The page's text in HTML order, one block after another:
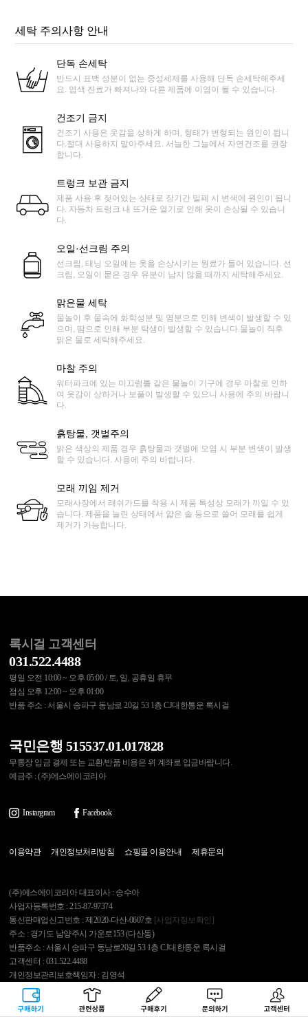
구매하기 관련상품 상품후기 문의하기 고객센터
세탁 주의사항 안내
단독 손세탁
반드시 표백 성분이 없는 중성세제를 사용해 단독 손세탁해주세
요. 염색 잔료가 빠져나와 다른 제품에 이염이 될 수 있습니다.
건조기 금지
건조기 사용은 옷감을 상하게 하며, 형태가 변형되는 원인이 됩니
다.절대 사용하지 말아주세요. 서늘한 그늘에서 자연건조를 권장
합니다.
트렁크 보관 금지
제품 사용 후 젖어있는 상태로 장기간 밀폐 시 변색에 원인이 됩니
다. 자동차 트렁크 내 뜨거운 열기로 인해 옷이 손상될 수 있습니
다.
오일·선크림 주의
선크림, 태닝 오일에는 옷을 손상시키는 원료가 들어 있습니다. 선
크림, 오일이 묻은 경우 유분이 남지 않을 때까지 세탁해주세요.
맑은물 세탁
물놀이 후 물속에 화학성분 및 염분으로 인해 변색이 발생할 수 있
으며, 땀으로 인해 부분 탁생이 발생할 수 있습니다.물놀이 직후
맑은 물로 세탁해주세요.
마찰 주의
워터파크에 있는 미끄럼틀 같은 물놀이 기구에 경우 마찰로 인하
여 옷감이 상하거나 보풀이 발생할 수 있으니 사용에 주의 바랍니
다.
흙탕물, 갯벌주의
밝은 색상의 제품 경우 흙탕물과 갯벌에 오염 시 부분 변색이 발생
할 수 있습니다. 사용에 주의 바랍니다.
모래 끼임 제거
모래사장에서 래쉬가드를 착용 시 제품 특성상 모래가 끼일 수 있
습니다. 제품을 늘린 상태에서 얇은 솔 등으로 쓸어 모래를 쉽게
제거가 가능합니다.
록시걸 고객센터
031.522.4488
평일 오전 10:00 ~ 오후 05:00 / 토, 일, 공휴일 휴무
점심 오후 12:00 ~ 오후 01:00
반품 주소 : 서울시 송파구 동남로 20길 53 1층 CJ대한통운 록시걸
국민은행 515537.01.017828
무통장 입금 결제 또는 교환/반품 비용은 위 계좌로 입금바랍니다.
예금주 : (주)에스에이코리아
Instargram Facebook
이용약관 개인정보처리방침 쇼핑몰 이용안내 제휴문의
(주)에스에이코리아 대표이사 : 송수아
사업자등록번호 : 215-87-97374
통신판매업신고번호 : 제2020-다산-0607호 [사업자정보확인]
주소 : 경기도 남양주시 가운로153 (다산동)
반품주소 : 서울시 송파구 동남로20길 53 1층 CJ대한통운 록시걸
고객센터 : 031.522.4488
개인정보관리보호책임자 : 김영석
Copyright 2007 Roxygirl.tv Inc. All rights reserved.